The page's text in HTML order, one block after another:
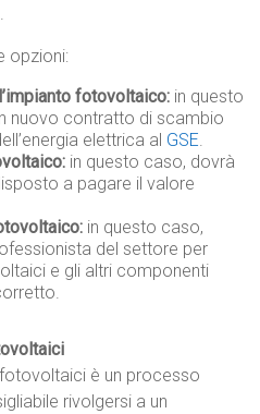
opzioni:
fotovoltaico: in questo
nuovo contratto di scambio
elettrica al GSE.
in questo caso, dovrà
a pagare il valore
in questo caso,
del settore per
e gli altri componenti
è un processo
rivolgersi a un